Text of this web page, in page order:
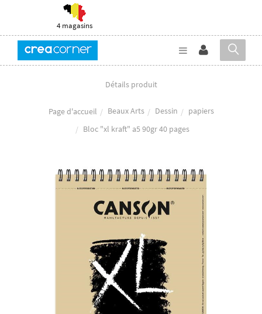
4 magasins
Détails produit
Page d'accueil Beaux Arts Dessin
papiers
Bloc "xl kraft" a5 90gr 40 pages